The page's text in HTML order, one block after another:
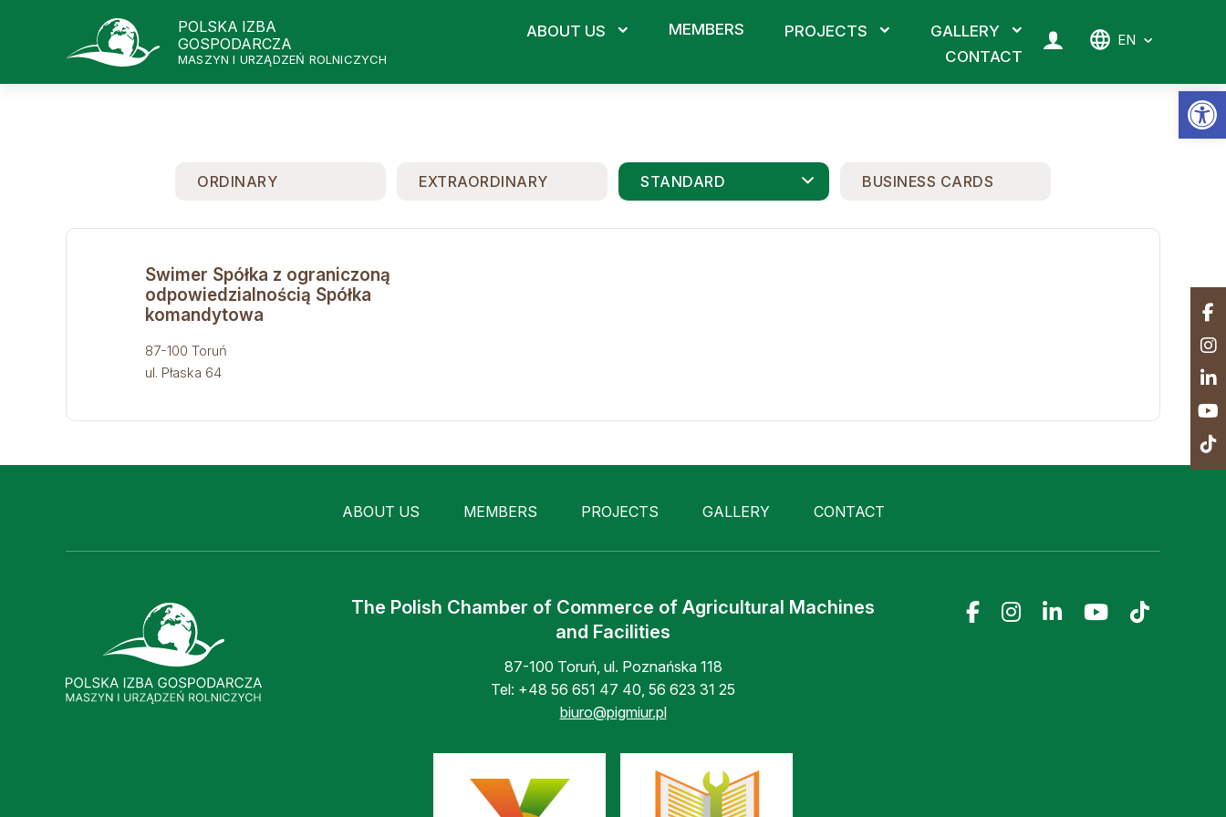
POLSKA IZBA
GOSPODARCZA
MASZYN I URZĄDZEŃ ROLNICZYCH
ABOUT US MEMBERS PROJECTS
GALLERY
CONTACT
EN
ORDINARY EXTRAORDINARY STANDARD BUSINESS CARDS
Swimer Spółka z ograniczoną
odpowiedzialnością Spółka
komandytowa
87-100 Toruń
ul. Płaska 64
ABOUT US MEMBERS PROJECTS GALLERY CONTACT
The Polish Chamber of Commerce of Agricultural Machines
and Facilities
87-100 Toruń, ul. Poznańska 118
Tel: +48 56 651 47 40 56 623 31 25
biuro@pigmiur.pl